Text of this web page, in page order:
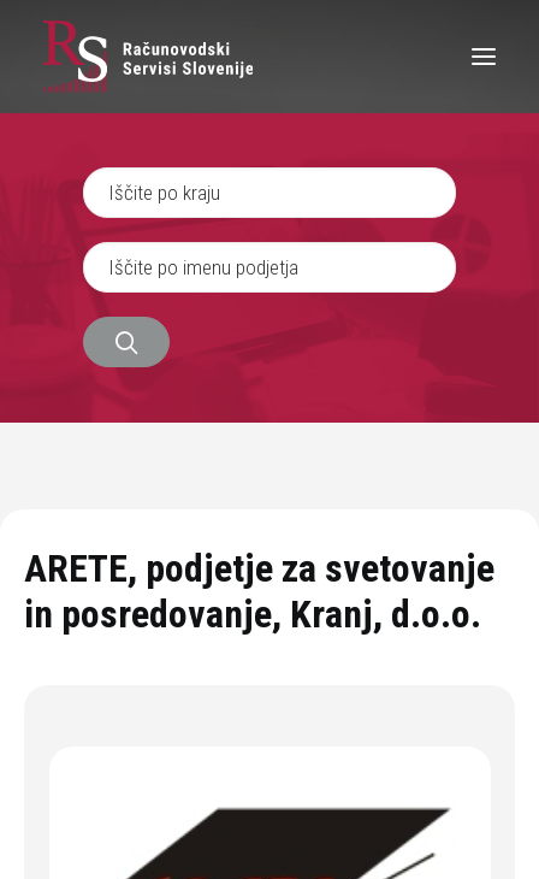
IŠČEM RAČUNOVODJO
SEM RAČUNOVODJA
ZAPOSLITEV
ARETE, podjetje za svetovanje
in posredovanje, Kranj, d.o.o.